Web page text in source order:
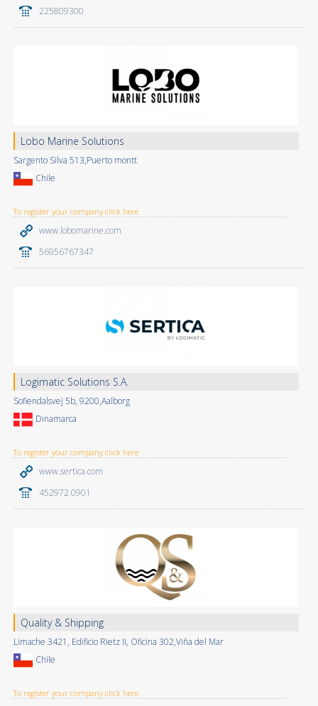
225809300
Lobo Marine Solutions
Sargento Silva 513,Puerto montt
Chile
To register your company click here
www.lobomarine.com
56956767347
Logimatic Solutions S.A.
Sofiendalsvej 5b, 9200,Aalborg
Dinamarca
To register your company click here
www.sertica.com
452972 0901
Quality & Shipping
Limache 3421, Edificio Rietz II, Oficina 302,Viña del Mar
Chile
To register your company click here